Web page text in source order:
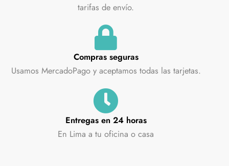
tarifas de envío.
Compras seguras
Usamos MercadoPago y aceptamos todas las tarjetas.
Entregas en 24 horas
En Lima a tu oficina o casa